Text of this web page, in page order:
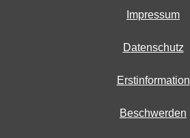
Impressum
Datenschutz
Erstinformation
Beschwerden